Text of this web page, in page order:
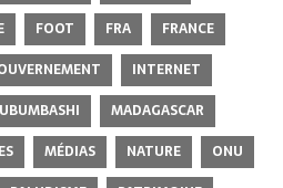
FOOT FRA
FRANCE
INTERNET
MADAGASCAR
MÉDIAS NATURE
ONU